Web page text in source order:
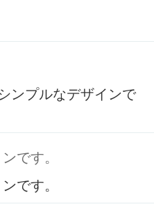
ンプルなデザインで
です。
です。